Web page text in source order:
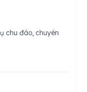
chu đáo, chuyên